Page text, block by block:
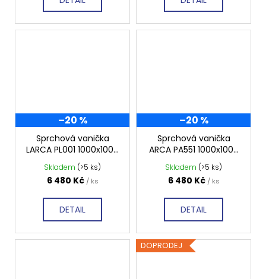
–20 %
Sprchová vanička
LARCA PL001 1000x1000
mm, profilovaná
Skladem (>5 ks)
6 480 Kč / ks
DETAIL
–20 %
Sprchová vanička
ARCA PA551 1000x1000
mm, profilovaná
Skladem (>5 ks)
6 480 Kč / ks
DETAIL
DOPRODEJ